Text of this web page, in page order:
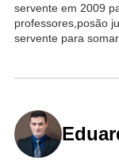
servente em 2009
professores,posão
servente para